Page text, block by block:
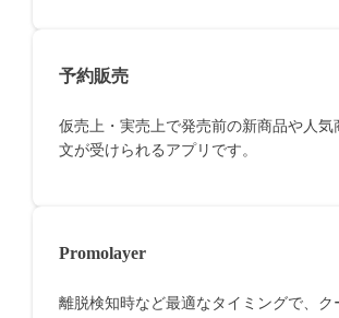
予約販売
仮売上・実売上で発売前の新商品や人気
文が受けられるアプリです。
Promolayer
離脱検知時など最適なタイミングで、ク